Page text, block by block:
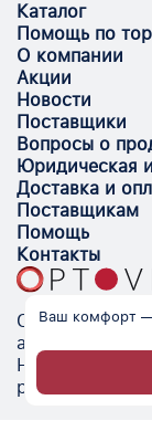
Optovik.com -
Низкие цены,
работы.
Каталог
Помощь по
О компании
Акции
Новости
Поставщики
Вопросы о
Юридическая
Доставка и
Поставщикам
Помощь
Контакты
Ваш комфорт